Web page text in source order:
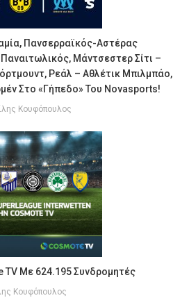
Πανσερραϊκός-Αστέρας
Μάντσεστερ Σίτι –
Ρεάλ – Αθλέτικ Μπιλμπάο,
Στο «γήπεδο» Του Novasports!
Κουφόπουλος
Με 624.195 Συνδρομητές
Κουφόπουλος